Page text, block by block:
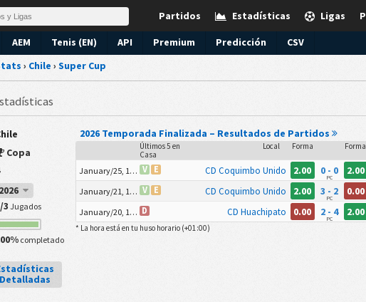
Ligas
Estadísticas
Partidos
AEM Tenis (EN) API Premium Predicción
CSV
› Chile › Super Cup
Copa
2026
3Jugados
completado
Detalladas
2026 Temporada Finalizada – Resultados de Partidos
Últimos 5 en
Casa
Local Forma Forma
January/25, 10:00pm V E CD Coquimbo Unido 2.00 0 - 0
PC
2.00
January/21, 10:00pm V E CD Coquimbo Unido 2.00 3 - 2
PC
0.00
January/20, 10:00pm D CD Huachipato 0.00 2 - 4
PC
2.00
* La hora está en tu huso horario (+01:00)